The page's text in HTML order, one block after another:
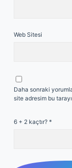
Web Sitesi
Daha sonraki
site adresim bu
6 + 2 kaçtır? *